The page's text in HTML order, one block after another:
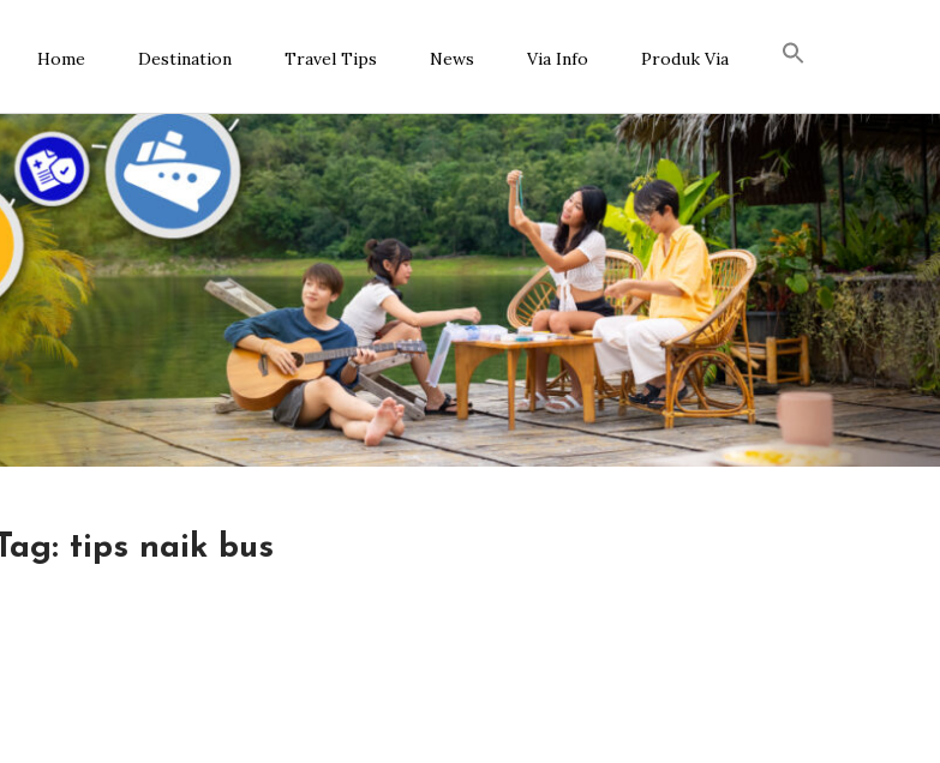
Home Destination Travel Tips News Via Info Produk Via
Tag: tips naik bus